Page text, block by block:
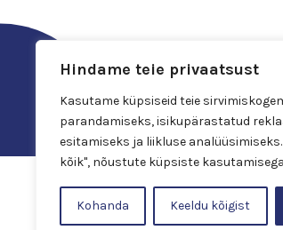
Hindame teie privaatsust
Kasutame küpsiseid teie
parandamiseks, isikupärastatud
esitamiseks ja liikluse
kõik", nõustute küpsiste
Kohanda Keeldu kõigist